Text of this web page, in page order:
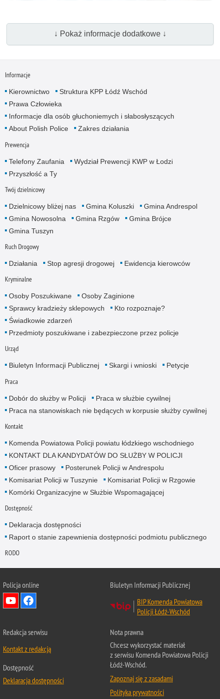
↓ Pokaż informacje dodatkowe ↓
Informacje
Kierownictwo
Struktura KPP Łódź Wschód
Prawa Człowieka
Informacje dla osób głuchoniemych i słabosłyszących
About Polish Police
Zakres działania
Prewencja
Telefony Zaufania
Wydział Prewencji KWP w Łodzi
Przyszłość a Ty
Twój dzielnicowy
Dzielnicowy bliżej nas Gmina Koluszki
Gmina Andrespol
Gmina Nowosolna
Gmina Rzgów
Gmina Brójce
Gmina Tuszyn
Ruch Drogowy
Działania Stop agresji drogowej Ewidencja kierowców
Kryminalne
Osoby Poszukiwane
Osoby Zaginione
Sprawcy kradzieży sklepowych
Kto rozpoznaje?
Świadkowie zdarzeń
Przedmioty poszukiwane i zabezpieczone przez policje
Urząd
Biuletyn Informacji Publicznej Skargi i wnioski Petycje
Praca
Dobór do służby w Policji
Praca w służbie cywilnej
Praca na stanowiskach nie będących w korpusie służby cywilnej
Kontakt
Komenda Powiatowa Policji powiatu łódzkiego wschodniego
KONTAKT DLA KANDYDATÓW DO SŁUŻBY W POLICJI
Oficer prasowy
Posterunek Policji w Andrespolu
Komisariat Policji w Tuszynie
Komisariat Policji w Rzgowie
Komórki Organizacyjne w Służbie Wspomagającej
Dostępność
Deklaracja dostępności
Raport o stanie zapewnienia dostępności podmiotu publicznego
RODO
Policja online
Biuletyn Informacji Publicznej
BIP Komenda Powiatowa
Policji Łódź-Wschód
Redakcja serwisu
Kontakt z redakcją
Dostępność
Deklaracja dostępności
Nota prawna
Chcesz wykorzystać materiał
z serwisu Komenda Powiatowa Policji
Łódź-Wschód.
Zapoznaj się z zasadami
Polityka prywatności